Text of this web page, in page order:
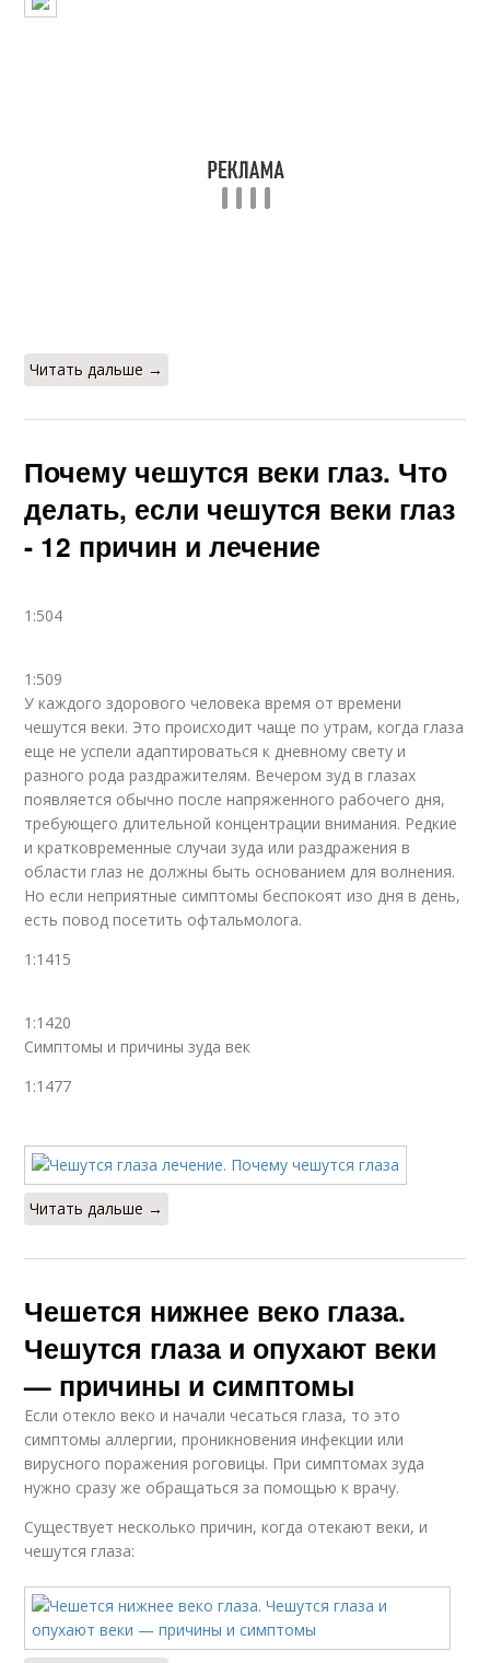
Читать дальше →
Почему чешутся веки глаз. Что
делать, если чешутся веки глаз
- 12 причин и лечение
1:504
1:509
У каждого здорового человека время от времени
чешутся веки. Это происходит чаще по утрам, когда глаза
еще не успели адаптироваться к дневному свету и
разного рода раздражителям. Вечером зуд в глазах
появляется обычно после напряженного рабочего дня,
требующего длительной концентрации внимания. Редкие
и кратковременные случаи зуда или раздражения в
области глаз не должны быть основанием для волнения.
Но если неприятные симптомы беспокоят изо дня в день,
есть повод посетить офтальмолога.
1:1415
1:1420
Симптомы и причины зуда век
1:1477
Читать дальше →
Чешется нижнее веко глаза.
Чешутся глаза и опухают веки
— причины и симптомы
Если отекло веко и начали чесаться глаза, то это
симптомы аллергии, проникновения инфекции или
вирусного поражения роговицы. При симптомах зуда
нужно сразу же обращаться за помощью к врачу.
Существует несколько причин, когда отекают веки, и
чешутся глаза: